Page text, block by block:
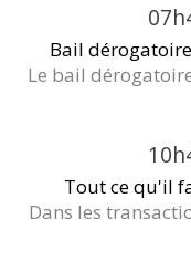
Bail
Le bail
Tout ce qu'il
Dans les